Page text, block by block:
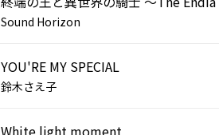
Sound Horizon
YOU'RE MY SPECIAL
鈴木さえ子
White light moment